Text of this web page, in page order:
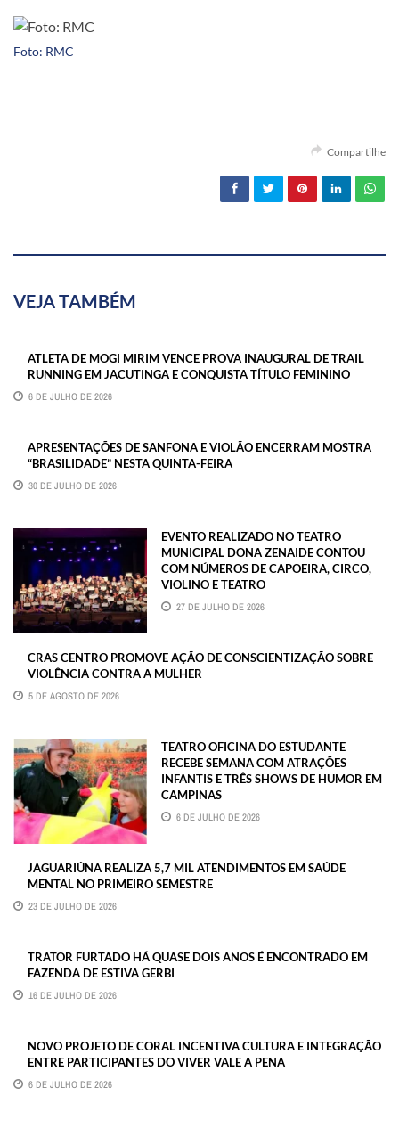
Foto: RMC
Compartilhe
VEJA TAMBÉM
ATLETA DE MOGI MIRIM VENCE PROVA INAUGURAL DE TRAIL
RUNNING EM JACUTINGA E CONQUISTA TÍTULO FEMININO
6 DE JULHO DE 2026
APRESENTAÇÕES DE SANFONA E VIOLÃO ENCERRAM MOSTRA
“BRASILIDADE” NESTA QUINTA-FEIRA
30 DE JULHO DE 2026
EVENTO REALIZADO NO TEATRO
MUNICIPAL DONA ZENAIDE CONTOU
COM NÚMEROS DE CAPOEIRA, CIRCO,
VIOLINO E TEATRO
27 DE JULHO DE 2026
CRAS CENTRO PROMOVE AÇÃO DE CONSCIENTIZAÇÃO SOBRE
VIOLÊNCIA CONTRA A MULHER
5 DE AGOSTO DE 2026
TEATRO OFICINA DO ESTUDANTE
RECEBE SEMANA COM ATRAÇÕES
INFANTIS E TRÊS SHOWS DE HUMOR EM
CAMPINAS
6 DE JULHO DE 2026
JAGUARIÚNA REALIZA 5,7 MIL ATENDIMENTOS EM SAÚDE
MENTAL NO PRIMEIRO SEMESTRE
23 DE JULHO DE 2026
TRATOR FURTADO HÁ QUASE DOIS ANOS É ENCONTRADO EM
FAZENDA DE ESTIVA GERBI
16 DE JULHO DE 2026
NOVO PROJETO DE CORAL INCENTIVA CULTURA E INTEGRAÇÃO
ENTRE PARTICIPANTES DO VIVER VALE A PENA
6 DE JULHO DE 2026